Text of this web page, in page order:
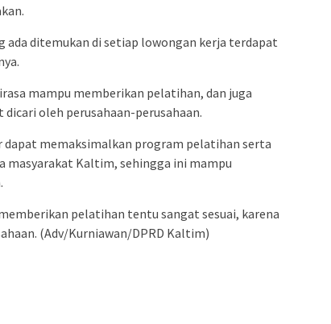
ada ditemukan di setiap lowongan kerja terdapat
mampu memberikan pelatihan, dan juga
oleh perusahaan-perusahaan.
memaksimalkan program pelatihan serta
masyarakat Kaltim, sehingga ini mampu
pelatihan tentu sangat sesuai, karena
(Adv/Kurniawan/DPRD Kaltim)